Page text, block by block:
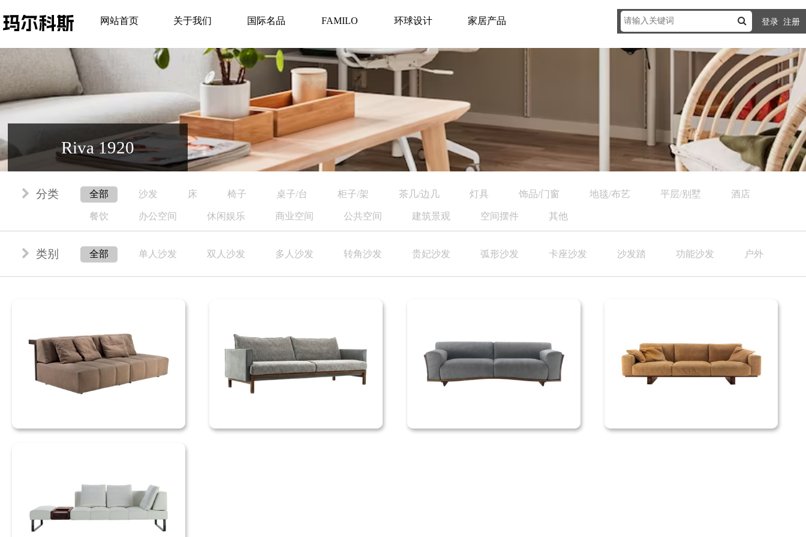
网站首页 关于我们 国际名品 FAMILO 环球设计 家居产品 登录 注册
Riva 1920
分类 全部 沙发 床 椅子 桌子/台 柜子/架 茶几/边几 灯具 饰品/门窗 地毯/布艺 平层/别墅 酒店
餐饮 办公空间 休闲娱乐 商业空间 公共空间 建筑景观 空间摆件 其他
类别 全部 单人沙发 双人沙发 多人沙发 转角沙发 贵妃沙发 弧形沙发 卡座沙发 沙发踏 功能沙发 户外